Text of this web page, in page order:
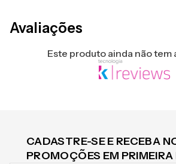
Avaliações
Este produto ainda não tem
CADASTRE-SE E RECEBA
PROMOÇÕES EM